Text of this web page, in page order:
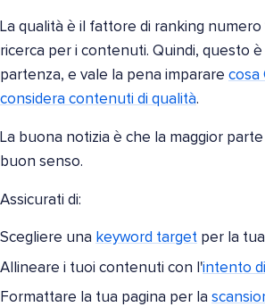
La qualità è il fattore di ranking numero
ricerca per i contenuti. Quindi, questo
partenza, e vale la pena imparare cosa
considera contenuti di qualità.
La buona notizia è che la maggior parte
buon senso.
Assicurati di:
Scegliere una keyword target per la
Allineare i tuoi contenuti con l'intento
Formattare la tua pagina per la